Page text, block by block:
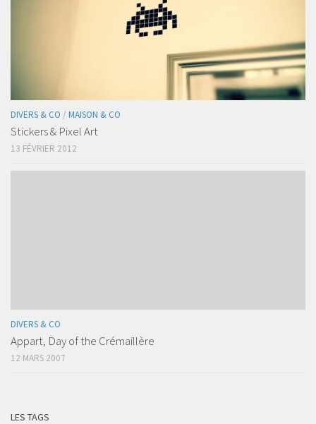
DIVERS & CO / MAISON & CO
Stickers & Pixel Art
13 FÉVRIER 2012
DIVERS & CO
Appart, Day of the Crémaillère
12 MARS 2007
LES TAGS